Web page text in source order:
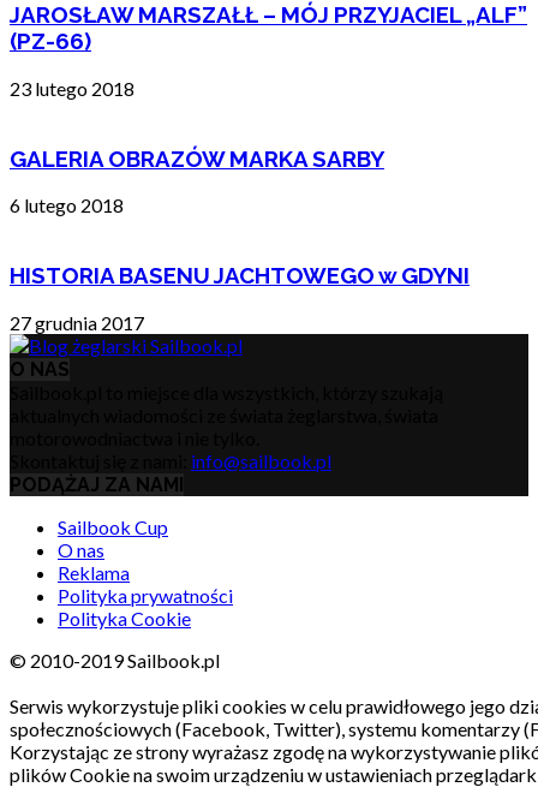
JAROSŁAW MARSZAŁŁ – MÓJ PRZYJACIEL „ALF”
(PZ-66)
23 lutego 2018
GALERIA OBRAZÓW MARKA SARBY
6 lutego 2018
HISTORIA BASENU JACHTOWEGO w GDYNI
27 grudnia 2017
O NAS
info@sailbook.pl
PODĄŻAJ ZA NAMI
Sailbook Cup
O nas
Reklama
Polityka prywatności
Polityka Cookie
© 2010-2019 Sailbook.pl
Serwis wykorzystuje pliki cookies w celu prawidłowego jego
społecznościowych (Facebook, Twitter), systemu komentarzy
Korzystając ze strony wyrażasz zgodę na wykorzystywanie
plików Cookie na swoim urządzeniu w ustawieniach